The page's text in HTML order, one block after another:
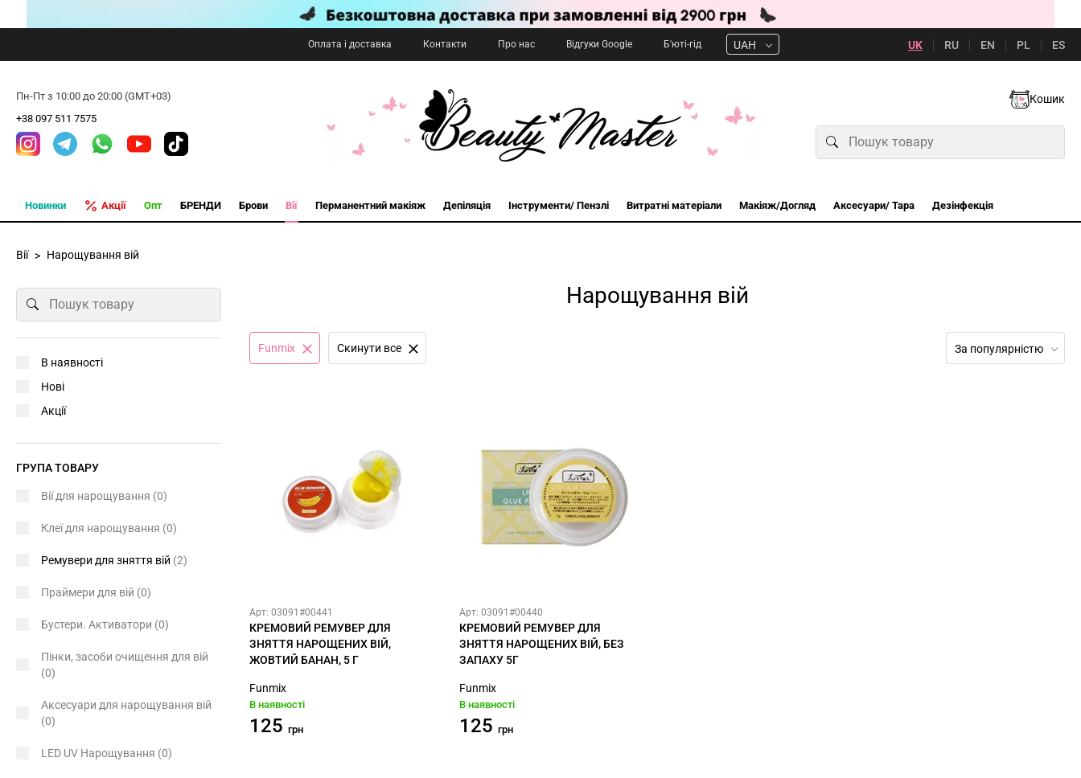
Оплата і доставка Контакти Про нас Відгуки Google Б'юті-гід UAH UK RU EN PL ES
Пн-Пт з 10:00 до 20:00 (GMT+03)
+38 097 511 7575
Кошик
Новинки Акції Опт БРЕНДИ Брови Вії Перманентний макіяж Депіляція Інструменти/ Пензлі Витратні матеріали Макіяж/Догляд Аксесуари/ Тара Дезінфекція
Вії Нарощування вій
Нарощування вій
За популярністю
Funmix Cкинути все
Арт: 03091#00441
КРЕМОВИЙ РЕМУВЕР ДЛЯ
ЗНЯТТЯ НАРОЩЕНИХ ВІЙ,
ЖОВТИЙ БАНАН, 5 Г
Funmix
В наявності
125 грн
Арт: 03091#00440
КРЕМОВИЙ РЕМУВЕР ДЛЯ
ЗНЯТТЯ НАРОЩЕНИХ ВІЙ, БЕЗ
ЗАПАХУ 5Г
Funmix
В наявності
125 грн
В наявності
Нові
Акції
ГРУПА ТОВАРУ
Вії для нарощування (0)
Клеї для нарощування (0)
Ремувери для зняття вій (2)
Праймери для вій (0)
Бустери. Активатори (0)
Пінки, засоби очищення для вій
(0)
Аксесуари для нарощування вій
(0)
LED UV Нарощування (0)